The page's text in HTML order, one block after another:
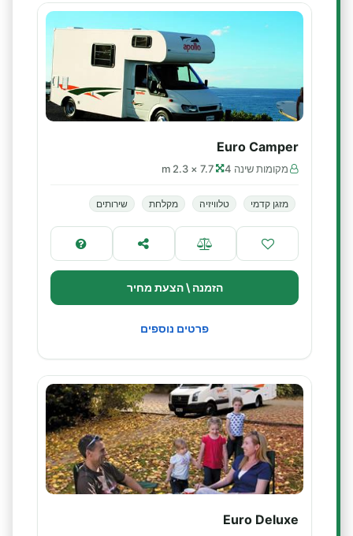
Euro Camper
מקומות שינה 4 7.7 × 2.3 m
מזגן קדמי טלוויזיה מקלחת שירותים
הזמנה \ הצעת מחיר
פרטים נוספים
Euro Deluxe